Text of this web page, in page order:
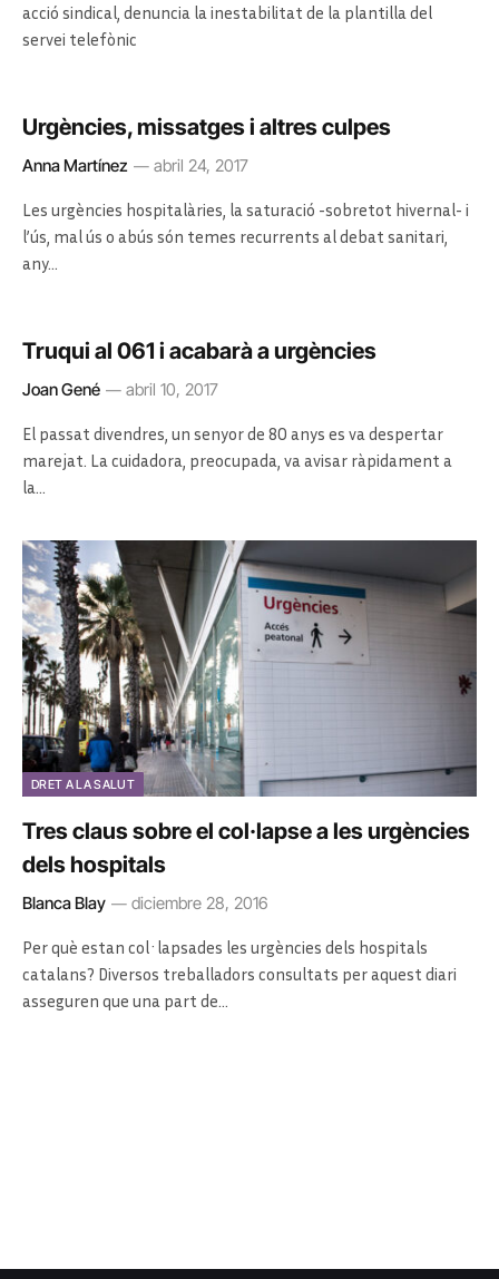
acció sindical, denuncia la inestabilitat de la plantilla del
servei telefònic
Urgències, missatges i altres culpes
Anna Martínez abril 24, 2017
Les urgències hospitalàries, la saturació -sobretot hivernal- i
l’ús, mal ús o abús són temes recurrents al debat sanitari,
any…
Truqui al 061 i acabarà a urgències
Joan Gené abril 10, 2017
El passat divendres, un senyor de 80 anys es va despertar
marejat. La cuidadora, preocupada, va avisar ràpidament a
la…
DRET A LA SALUT
Tres claus sobre el col·lapse a les urgències
dels hospitals
Blanca Blay diciembre 28, 2016
Per què estan col·lapsades les urgències dels hospitals
catalans? Diversos treballadors consultats per aquest diari
asseguren que una part de…